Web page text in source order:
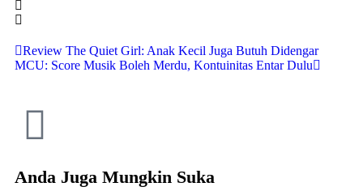
Review The Quiet Girl: Anak Kecil Juga Butuh Didengar
MCU: Score Musik Boleh Merdu, Kontuinitas Entar Dulu
Anda Juga Mungkin Suka